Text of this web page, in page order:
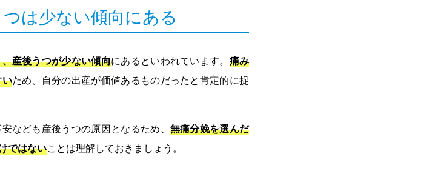
は少ない傾向にある
産後うつが少ない傾向にあるといわれています。 痛み
ため、自分の出産が価値あるものだったと肯定的に捉
なども産後うつの原因となるため、 無痛分娩を選んだ
ではないことは理解しておきましょう。